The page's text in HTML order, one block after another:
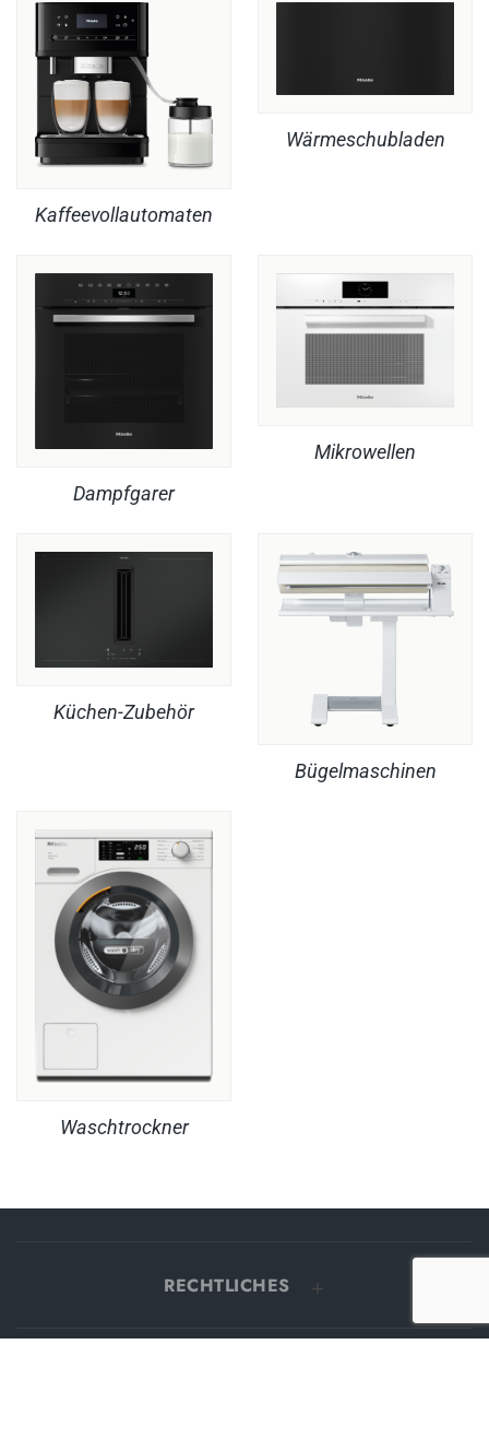
Kaffeevollautomaten
Wärmeschubladen
Dampfgarer
Mikrowellen
Küchen-Zubehör
Bügelmaschinen
Waschtrockner
RECHTLICHES